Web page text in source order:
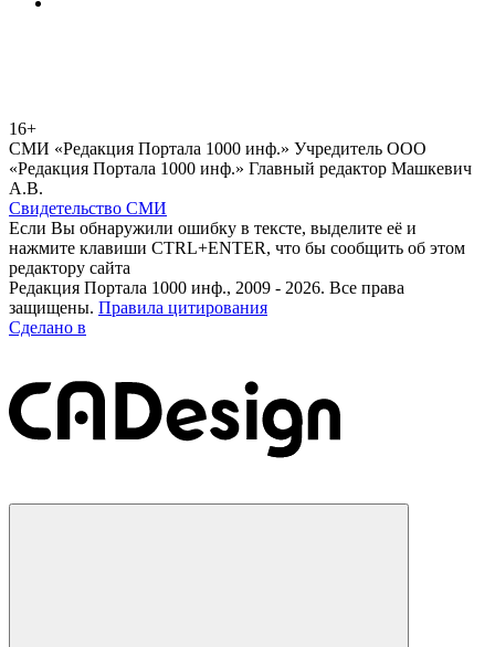
16+
СМИ «Редакция Портала 1000 инф.» Учредитель ООО
«Редакция Портала 1000 инф.» Главный редактор Машкевич
А.В.
Свидетельство СМИ
Если Вы обнаружили ошибку в тексте, выделите её и
нажмите клавиши CTRL+ENTER, что бы сообщить об этом
редактору сайта
Редакция Портала 1000 инф., 2009 - 2026. Все права
защищены. Правила цитирования
Сделано в